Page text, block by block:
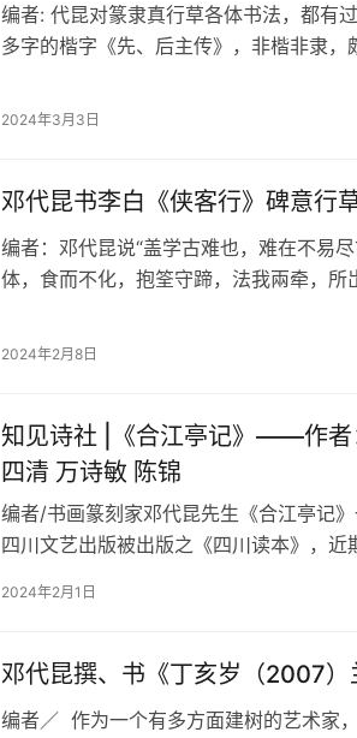
编者: 代昆对篆隶真行草各体书法，都有
多字的楷字《先、后主传》，非楷非隶，
2024年3月3日
邓代昆书李白《侠客行》碑意行
编者：邓代昆说“盖学古难也，难在不易
体，食而不化，抱筌守蹄，法我兩牵，所
2024年2月8日
知见诗社 |《合江亭记》——作者
四清 万诗敏 陈锦
编者/书画篆刻家邓代昆先生《合江亭记
四川文艺出版被出版之《四川读本》，
2024年2月1日
邓代昆撰、书《丁亥岁（2007
编者／ 作为一个有多方面建树的艺术家